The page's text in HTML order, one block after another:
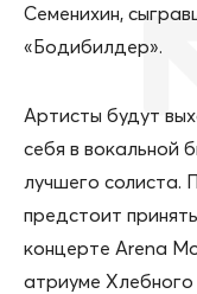
Семенихин,
«Бодибилдер».
Артисты будут
себя в вокальной
лучшего солиста.
предстоит
концерте Arena
атриуме